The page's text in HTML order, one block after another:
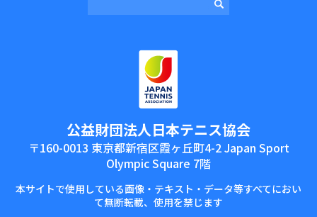
公益財団法⼈⽇本テニス協会
〒160-0013 東京都新宿区霞ヶ丘町4-2 Japan Sport
Olympic Square 7階
本サイトで使⽤している画像‧テキスト‧データ等すべてにおい
て無断転載、使⽤を禁じます